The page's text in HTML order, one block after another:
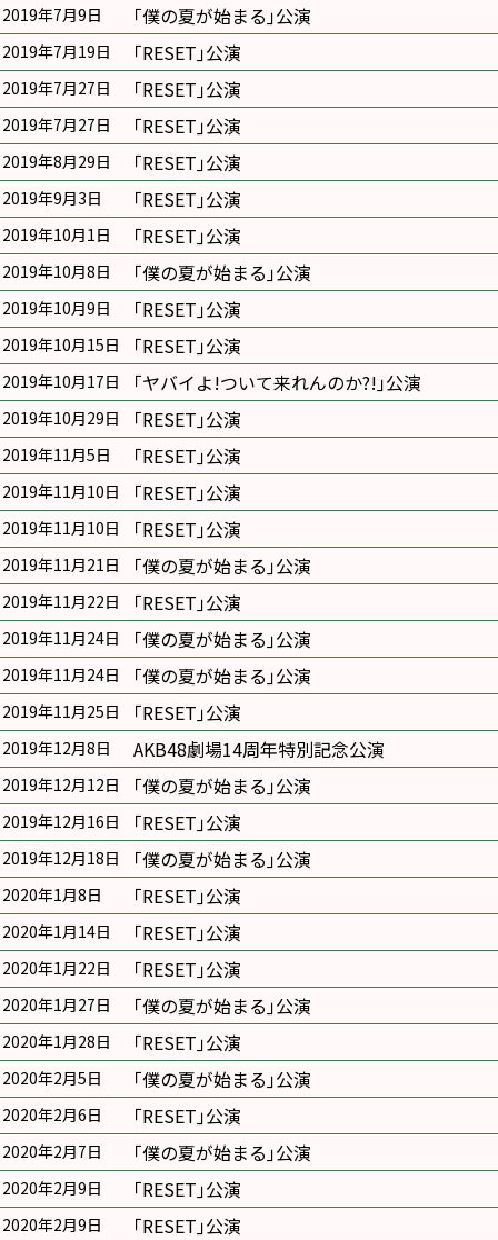
2019年7月9日 ｢僕の夏が始まる｣公演
2019年7月19日 ｢RESET｣公演
2019年7月27日 ｢RESET｣公演
2019年7月27日 ｢RESET｣公演
2019年8月29日 ｢RESET｣公演
2019年9月3日 ｢RESET｣公演
2019年10月1日 ｢RESET｣公演
2019年10月8日 ｢僕の夏が始まる｣公演
2019年10月9日 ｢RESET｣公演
2019年10月15日 ｢RESET｣公演
2019年10月17日 ｢ヤバイよ!ついて来れんのか?!｣公演
2019年10月29日 ｢RESET｣公演
2019年11月5日 ｢RESET｣公演
2019年11月10日 ｢RESET｣公演
2019年11月10日 ｢RESET｣公演
2019年11月21日 ｢僕の夏が始まる｣公演
2019年11月22日 ｢RESET｣公演
2019年11月24日 ｢僕の夏が始まる｣公演
2019年11月24日 ｢僕の夏が始まる｣公演
2019年11月25日 ｢RESET｣公演
2019年12月8日 AKB48劇場14周年特別記念公演
2019年12月12日 ｢僕の夏が始まる｣公演
2019年12月16日 ｢RESET｣公演
2019年12月18日 ｢僕の夏が始まる｣公演
2020年1月8日 ｢RESET｣公演
2020年1月14日 ｢RESET｣公演
2020年1月22日 ｢RESET｣公演
2020年1月27日 ｢僕の夏が始まる｣公演
2020年1月28日 ｢RESET｣公演
2020年2月5日 ｢僕の夏が始まる｣公演
2020年2月6日 ｢RESET｣公演
2020年2月7日 ｢僕の夏が始まる｣公演
2020年2月9日 ｢RESET｣公演
2020年2月9日 ｢RESET｣公演